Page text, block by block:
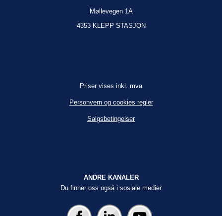
Møllevegen 1A
4353 KLEPP STASJON
Priser vises inkl. mva
Personvern og cookies regler
Salgsbetingelser
ANDRE KANALER
Du finner oss også i sosiale medier